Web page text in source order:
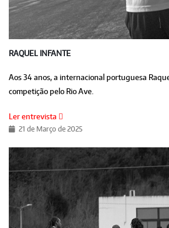
RAQUEL INFANTE
Aos 34 anos, a internacional portuguesa
competição pelo Rio Ave.
Ler entrevista
21 de Março de 2025